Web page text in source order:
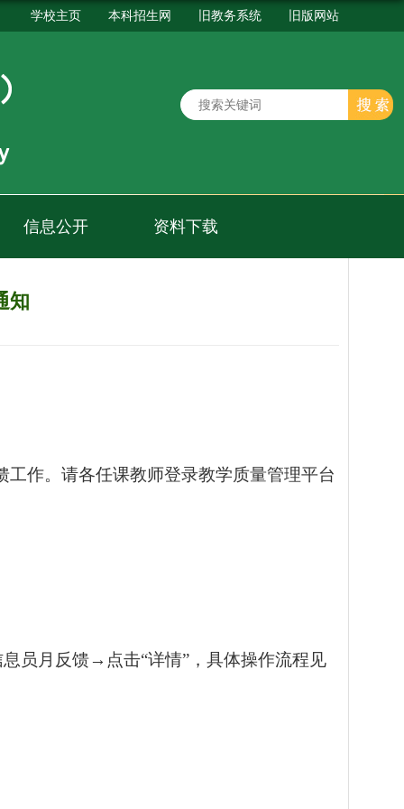
旧版网站
旧教务系统
本科招生网
学校主页
信息公开 资料下载
知
作。请各任课教师登录教学质量管理平台
员月反馈→ 点击“详情”，具体操作流程见